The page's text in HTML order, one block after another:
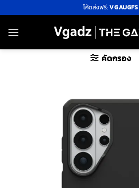
ไป
ยัง
โค้ดส่งฟรี:VGAUGFS
คัดกรอง